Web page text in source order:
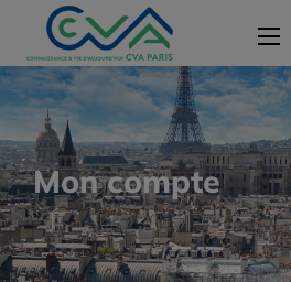
Mon compte